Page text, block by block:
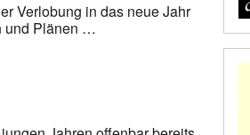
Verlobung in das neue Jahr
und Plänen …